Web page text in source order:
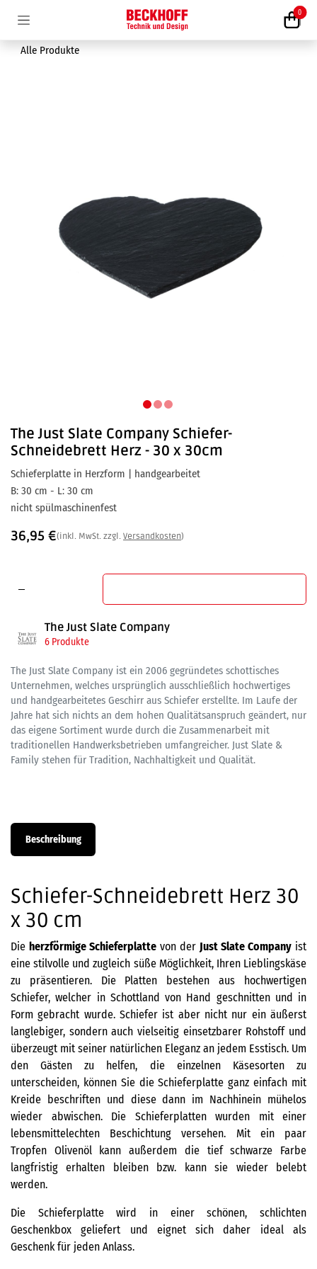
0
Alle Produkte
The Just Slate Company Schiefer-
Schneidebrett Herz - 30 x 30cm
Schieferplatte in Herzform | handgearbeitet
B: 30 cm - L: 30 cm
nicht spülmaschinenfest
36,95 €(inkl. MwSt. zzgl. Versandkosten)
The Just Slate Company
6 Produkte
The Just Slate Company ist ein 2006 gegründetes schottisches
Unternehmen, welches ursprünglich ausschließlich hochwertiges
und handgearbeitetes Geschirr aus Schiefer erstellte. Im Laufe der
Jahre hat sich nichts an dem hohen Qualitätsanspruch geändert, nur
das eigene Sortiment wurde durch die Zusammenarbeit mit
traditionellen Handwerksbetrieben umfangreicher. Just Slate &
Family stehen für Tradition, Nachhaltigkeit und Qualität.
Beschreibung
Schiefer-Schneidebrett Herz 30
x 30 cm
Die herzförmige Schieferplatte von der Just Slate Company ist
eine stilvolle und zugleich süße Möglichkeit, Ihren Lieblingskäse
zu präsentieren. Die Platten bestehen aus hochwertigen
Schiefer, welcher in Schottland von Hand geschnitten und in
Form gebracht wurde. Schiefer ist aber nicht nur ein äußerst
langlebiger, sondern auch vielseitig einsetzbarer Rohstoff und
überzeugt mit seiner natürlichen Eleganz an jedem Esstisch. Um
den Gästen zu helfen, die einzelnen Käsesorten zu
unterscheiden, können Sie die Schieferplatte ganz einfach mit
Kreide beschriften und diese dann im Nachhinein mühelos
wieder abwischen. Die Schieferplatten wurden mit einer
lebensmittelechten Beschichtung versehen. Mit ein paar
Tropfen Olivenöl kann außerdem die tief schwarze Farbe
langfristig erhalten bleiben bzw. kann sie wieder belebt
werden.
Die Schieferplatte wird in einer schönen, schlichten
Geschenkbox geliefert und eignet sich daher ideal als
Geschenk für jeden Anlass.